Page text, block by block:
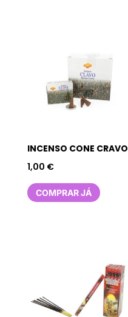
INCENSO CONE CRAVO
1,00 €
COMPRAR JÁ